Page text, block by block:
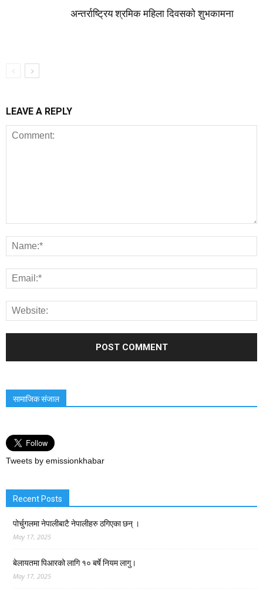
अन्तर्राष्ट्रिय श्रमिक महिला दिवसको शुभकामना
LEAVE A REPLY
सामाजिक संजाल
Tweets by emissionkhabar
Recent Posts
पोर्चुगलमा नेपालीबाटै नेपालीहरु ठगिएका छन् ।
May 17, 2025
बेलायतमा पिआरको लागि १० बर्षे नियम लागु।
May 17, 2025